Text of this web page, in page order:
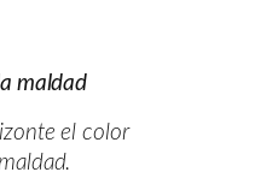
maldad
el color